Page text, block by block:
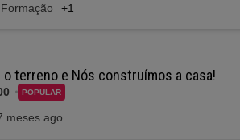
+1
o terreno e Nós construímos a casa!
POPULAR
meses ago